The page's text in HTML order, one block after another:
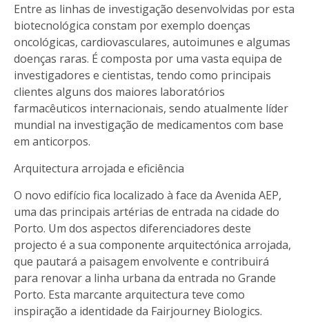
Entre as linhas de investigação desenvolvidas por esta
biotecnológica constam por exemplo doenças
oncológicas, cardiovasculares, autoimunes e algumas
doenças raras. É composta por uma vasta equipa de
investigadores e cientistas, tendo como principais
clientes alguns dos maiores laboratórios
farmacêuticos internacionais, sendo atualmente líder
mundial na investigação de medicamentos com base
em anticorpos.
Arquitectura arrojada e eficiência
O novo edifício fica localizado à face da Avenida AEP,
uma das principais artérias de entrada na cidade do
Porto. Um dos aspectos diferenciadores deste
projecto é a sua componente arquitectónica arrojada,
que pautará a paisagem envolvente e contribuirá
para renovar a linha urbana da entrada no Grande
Porto. Esta marcante arquitectura teve como
inspiração a identidade da Fairjourney Biologics.